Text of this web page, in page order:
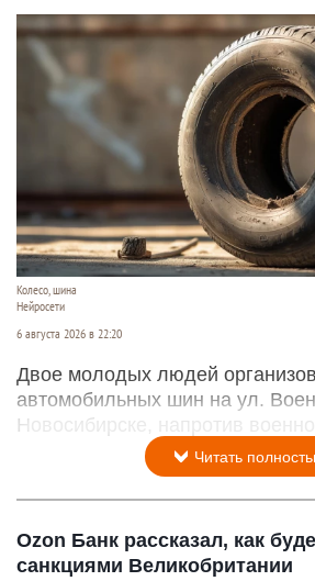
Колесо, шина
Нейросети
6 августа 2026 в 22:20
Двое молодых людей
автомобильных шин на ул.
Новосибирске, напротив
Читать
Ozon Банк рассказал, как
санкциями Великобритании